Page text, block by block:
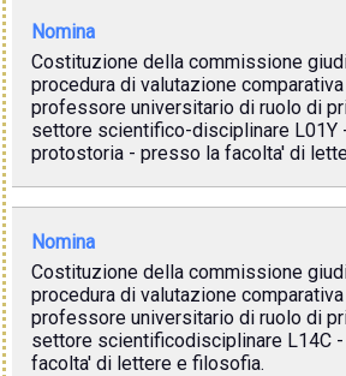
Nomina
Costituzione della commissione
procedura di valutazione
professore universitario di ruolo di
settore scientifico-disciplinare L01Y
protostoria - presso la facolta' di
Nomina
Costituzione della commissione
procedura di valutazione
professore universitario di ruolo di
settore scientificodisciplinare L14C
facolta' di lettere e filosofia.